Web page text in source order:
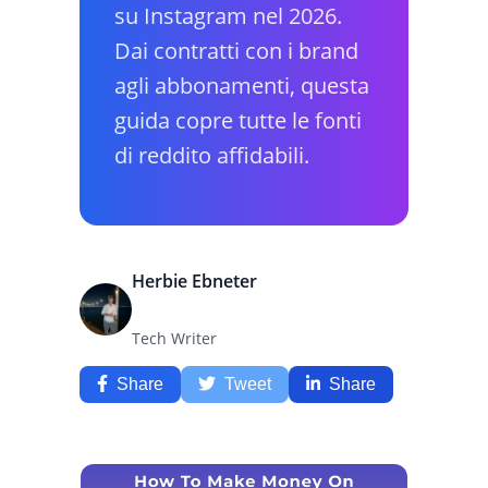
su Instagram nel 2026.
Dai contratti con i brand
agli abbonamenti, questa
guida copre tutte le fonti
di reddito affidabili.
Herbie Ebneter
Tech Writer
Share Tweet Share